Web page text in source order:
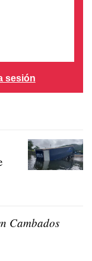
sesión
Cambados